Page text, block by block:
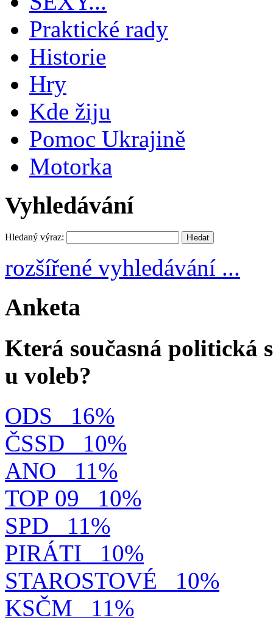
Praktické rady
Historie
Hry
Kde žiju
Pomoc Ukrajině
Motorka
Vyhledávání
Hledaný výraz:
rozšířené vyhledávání ...
Anketa
Která současná politická
u voleb?
ODS
16%
ČSSD
10%
ANO
11%
TOP 09
10%
SPD
11%
PIRÁTI
10%
STAROSTOVÉ
10%
KSČM
11%